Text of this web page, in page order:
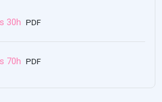
30h File
PDF
70h File
PDF